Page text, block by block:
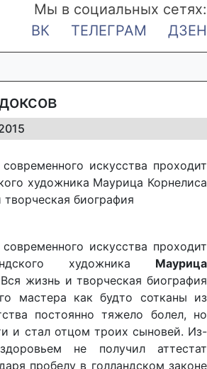
Мы в социальных сетях:
ВК
ТЕЛЕГРАМ ДЗЕН
искусства проходит
художника Маурица Корнелиса
биография
искусства проходит
художника Маурица
жизнь и творческая биография
мастера как будто сотканы из
постоянно тяжело болел, но
и стал отцом троих сыновей. Из-
не получил аттестат
пробелу в голландском законе